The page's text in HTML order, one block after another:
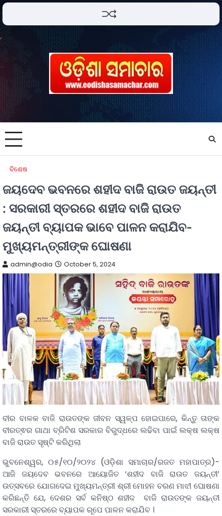
ବିଶେଷ
ଜୟଦେବ ଭବନରେ ଶହୀଦ ବାଜି ରାଉତ ଜୟନ୍ତୀ
: ସରକାରୀ ସ୍ତରରେ ଶହୀଦ ବାଜି ରାଉତ
ଜୟନ୍ତୀ ବ୍ୟାପକ ଭାବେ ପାଳନ କରାଯିବ-
ମୁଖ୍ୟମନ୍ତ୍ରୀଙ୍କ ଘୋଷଣା
admin@odia October 5, 2024
ବୀର ବାଳକ ବାଜି ରାଉତଙ୍କ ଜୀବନ ସ୍ୱଳ୍ପ ହୋଇପାରେ, କିନ୍ତୁ ତାଙ୍କ
ବୀରତ୍ଵର ଗାଥା ବ୍ରିଟିଶ ସରକାର ବିରୁଦ୍ଧରେ ଲଢିବା ପାଇଁ ଲକ୍ଷ ଲକ୍ଷ
ବାଜି ରାଉତ ସୃଷ୍ଟି କରିଥିଲା
ଭୁବନେଶ୍ୱର, ୦୫/୧୦/୨୦୨୪ (ଓଡ଼ିଶା ସମାଚାର/ରଜତ ମହାପାତ୍ର)-
ଆଜି ଜୟଦେବ ଭବନରେ ଆୟୋଜିତ ‘ଶହୀଦ ବାଜି ରାଉତ ଜୟନ୍ତୀ’
ଉତ୍ସବରେ ଯୋଗଦେଇ ମୁଖ୍ୟମନ୍ତ୍ରୀ ଶ୍ରୀ ମୋହନ ଚରଣ ମାଝୀ ଘୋଷଣା
କରିଛନ୍ତି ଯେ, ଦେଶର ସର୍ବ କନିଷ୍ଠ ଶହୀଦ ବାଜି ରାଉତଙ୍କ ଜୟନ୍ତୀ
ସରକାରୀ ସ୍ତରରେ ବ୍ୟାପକ ରୂପେ ପାଳନ କରାଯିବ ।